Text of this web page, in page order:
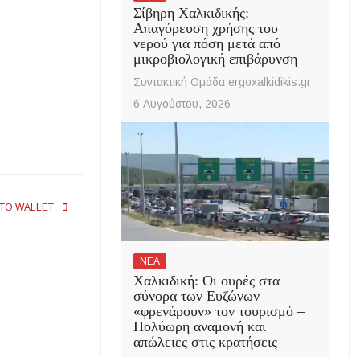
WALLET
Σίβηρη Χαλκιδικής:
Απαγόρευση χρήσης του
νερού για πόση μετά από
μικροβιολογική επιβάρυνση
Συντακτική Ομάδα ergoxalkidikis.gr
6 Αυγούστου, 2026
ΝΕΑ
Χαλκιδική: Οι ουρές στα
σύνορα των Ευζώνων
«φρενάρουν» τον τουρισμό –
Πολύωρη αναμονή και
απώλειες στις κρατήσεις